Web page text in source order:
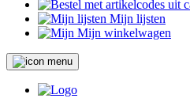
Mijn lijsten
Mijn winkelwagen